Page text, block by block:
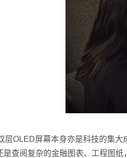
屏幕本身亦是科技的集大
查阅复杂的金融图表、工程图